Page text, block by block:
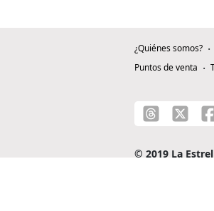
¿Quiénes somos?
Puntos de venta
© 2019 La